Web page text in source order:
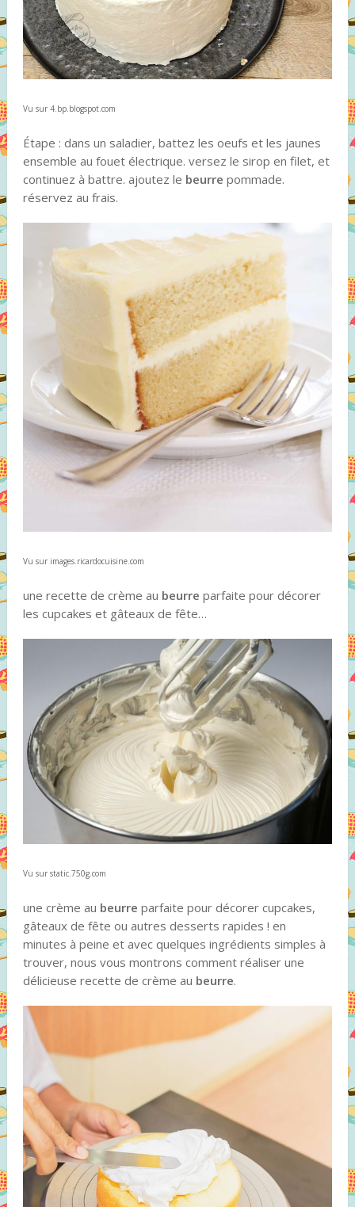
Vu sur 4.bp.blogspot.com
Étape : dans un saladier, battez les oeufs et les jaunes
ensemble au fouet électrique. versez le sirop en filet, et
continuez à battre. ajoutez le beurre pommade.
réservez au frais.
Vu sur images.ricardocuisine.com
une recette de crème au beurre parfaite pour décorer
les cupcakes et gâteaux de fête…
Vu sur static.750g.com
une crème au beurre parfaite pour décorer cupcakes,
gâteaux de fête ou autres desserts rapides ! en
minutes à peine et avec quelques ingrédients simples à
trouver, nous vous montrons comment réaliser une
délicieuse recette de crème au beurre.